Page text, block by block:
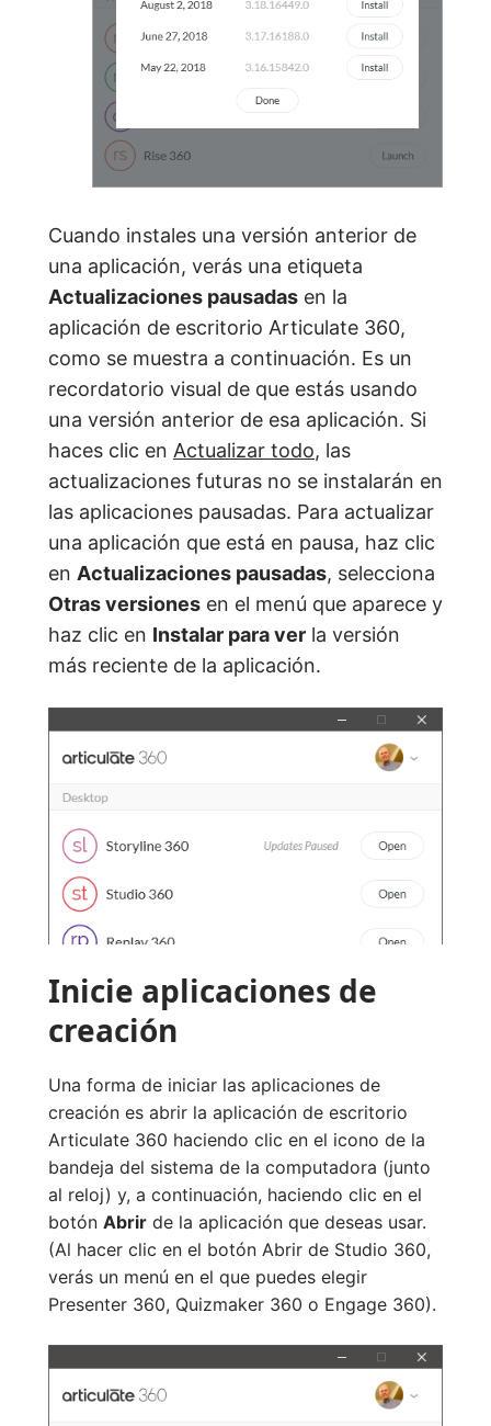
Cuando instales una versión anterior de
una aplicación, verás una etiqueta
Actualizaciones pausadas en la
aplicación de escritorio Articulate 360,
como se muestra a continuación. Es un
recordatorio visual de que estás usando
una versión anterior de esa aplicación. Si
haces clic en Actualizar todo, las
actualizaciones futuras no se instalarán en
las aplicaciones pausadas. Para actualizar
una aplicación que está en pausa, haz clic
en Actualizaciones pausadas, selecciona
Otras versiones en el menú que aparece y
haz clic en Instalar para ver la versión
más reciente de la aplicación.
Inicie aplicaciones de
creación
Una forma de iniciar las aplicaciones de
creación es abrir la aplicación de escritorio
Articulate 360 haciendo clic en el icono de la
bandeja del sistema de la computadora (junto
al reloj) y, a continuación, haciendo clic en el
botón Abrir de la aplicación que deseas usar.
(Al hacer clic en el botón Abrir de Studio 360,
verás un menú en el que puedes elegir
Presenter 360, Quizmaker 360 o Engage 360).